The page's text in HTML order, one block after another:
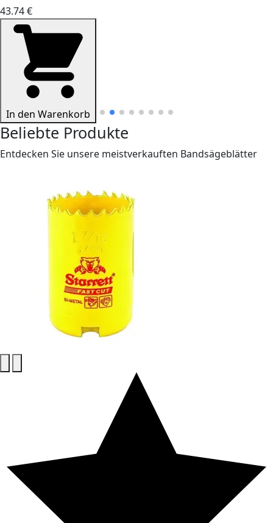
43.74 €
In den Warenkorb
Beliebte Produkte
Entdecken Sie unsere meistverkauften Bandsägeblätter